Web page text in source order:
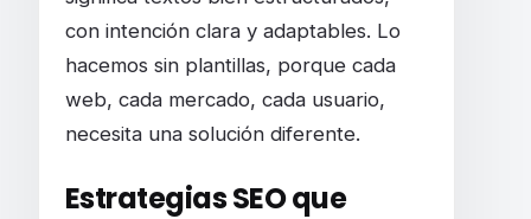
con intención clara y adaptables. Lo
hacemos sin plantillas, porque cada
web, cada mercado, cada usuario,
necesita una solución diferente.
Estrategias SEO que